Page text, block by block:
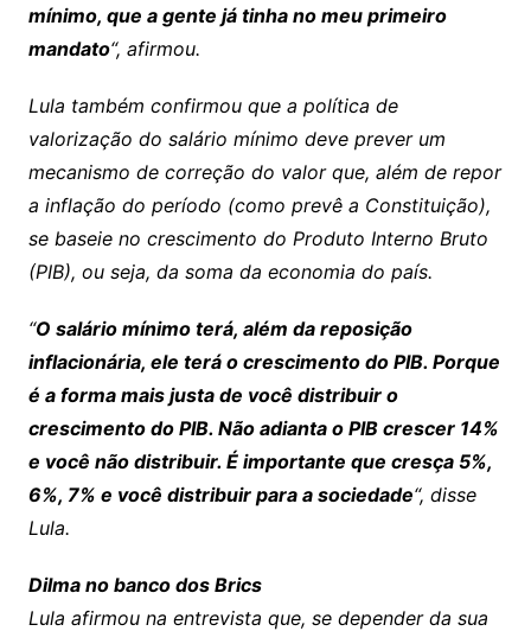
mínimo, que a gente já tinha no meu primeiro
mandato“, afirmou.
Lula também confirmou que a política de
valorização do salário mínimo deve prever um
mecanismo de correção do valor que, além de repor
a inflação do período (como prevê a Constituição),
se baseie no crescimento do Produto Interno Bruto
(PIB), ou seja, da soma da economia do país.
“O salário mínimo terá, além da reposição
inflacionária, ele terá o crescimento do PIB. Porque
é a forma mais justa de você distribuir o
crescimento do PIB. Não adianta o PIB crescer 14%
e você não distribuir. É importante que cresça 5%,
6%, 7% e você distribuir para a sociedade“, disse
Lula.
Dilma no banco dos Brics
Lula afirmou na entrevista que, se depender da sua